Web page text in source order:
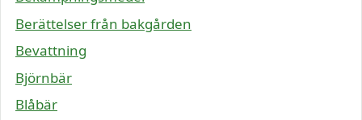
Berättelser från bakgården
Bevattning
Björnbär
Blåbär